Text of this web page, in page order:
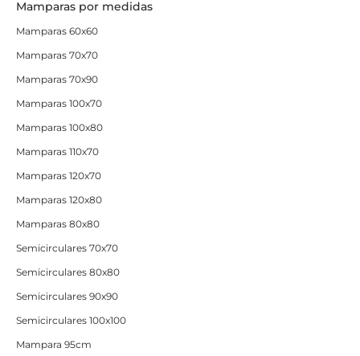
Mamparas por medidas
Mamparas 60x60
Mamparas 70x70
Mamparas 70x90
Mamparas 100x70
Mamparas 100x80
Mamparas 110x70
Mamparas 120x70
Mamparas 120x80
Mamparas 80x80
Semicirculares 70x70
Semicirculares 80x80
Semicirculares 90x90
Semicirculares 100x100
Mampara 95cm